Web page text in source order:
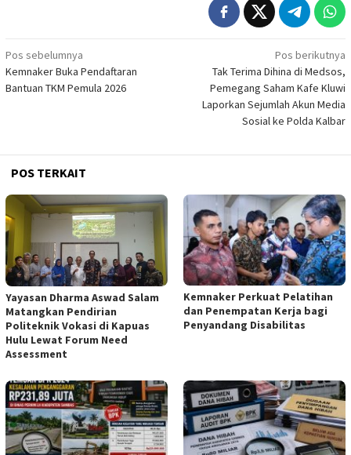
Navigasi
pos
Pos sebelumnya
Kemnaker Buka Pendaftaran
Bantuan TKM Pemula 2026
Pos berikutnya
Tak Terima Dihina di Medsos,
Pemegang Saham Kafe Kluwi
Laporkan Sejumlah Akun Media
Sosial ke Polda Kalbar
POS TERKAIT
Yayasan Dharma Aswad Salam
Matangkan Pendirian
Politeknik Vokasi di Kapuas
Hulu Lewat Forum Need
Assessment
Kemnaker Perkuat Pelatihan
dan Penempatan Kerja bagi
Penyandang Disabilitas